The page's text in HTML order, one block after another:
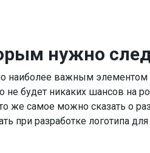
нужно
наиболее важным элементом
не будет никаких шансов на
же самое можно сказать о
при разработке логотипа